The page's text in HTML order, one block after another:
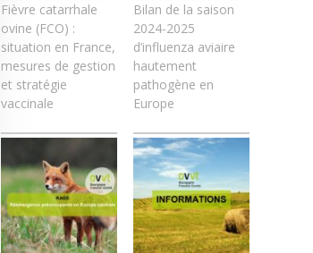
Fièvre catarrhale
ovine (FCO) :
situation en France,
mesures de gestion
et stratégie
vaccinale
Bilan de la saison
2024-2025
d’influenza aviaire
hautement
pathogène en
Europe